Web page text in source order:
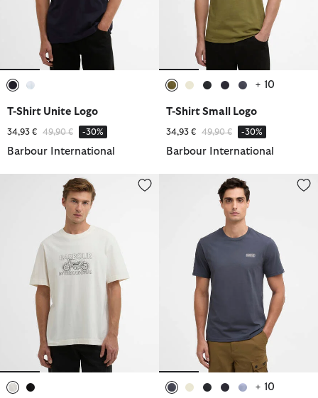
T-Shirt Unite Logo
34,93 € Reduziert von
49,90 €bis-30%
Barbour International
+ 10
T-Shirt Small Logo
34,93 € Reduziert von
49,90 €bis-30%
Barbour International
T-Shirt Cowl Motorbike Graphic T-Shirt Small Logo
+ 10